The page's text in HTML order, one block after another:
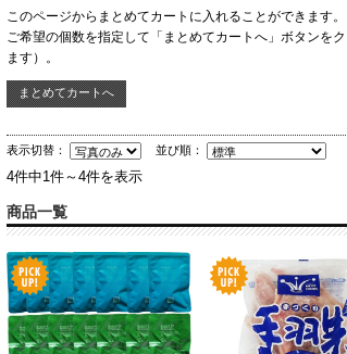
このページからまとめてカートに入れることができます。
ご希望の個数を指定して「まとめてカートへ」ボタンを
ます）。
表示切替： 並び順：
4件中1件～4件を表示
商品一覧